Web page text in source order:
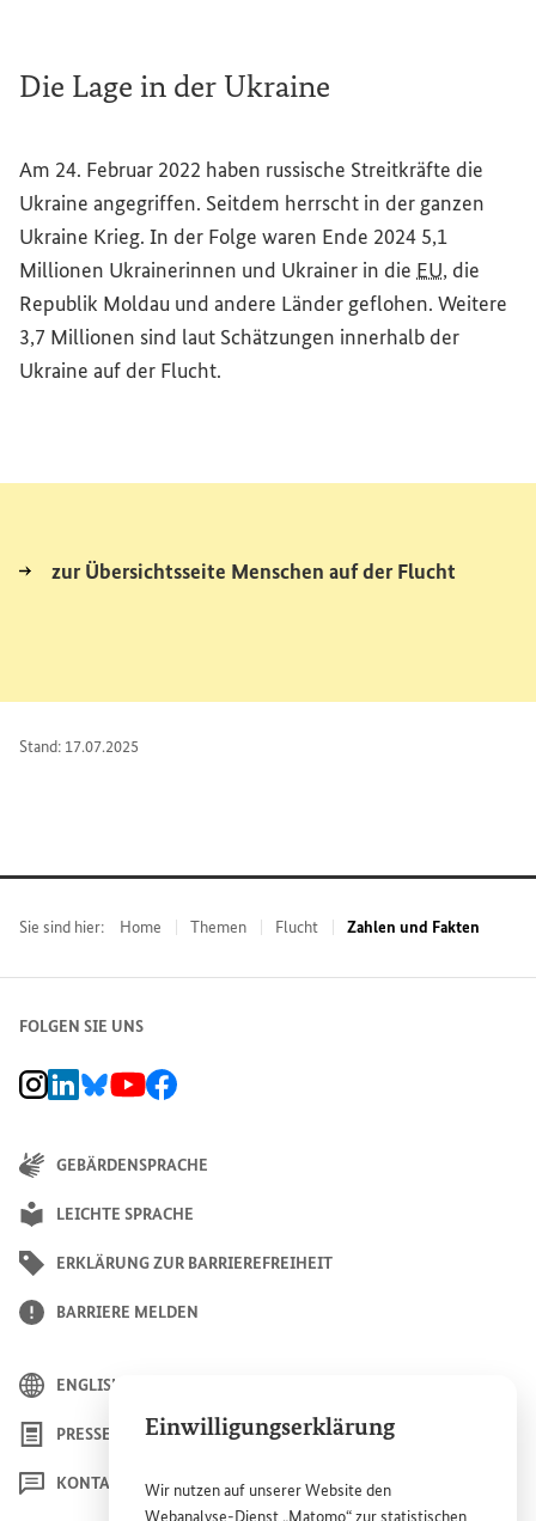
Einwilligungserklärung
Wir nutzen auf unsererWebsite den
Webanalyse-Dienst „Matomo“ zur statistischen
Die Lage in der Ukraine
Am 24. Februar 2022 haben russische Streitkräfte die
Ukraine angegriffen. Seitdem herrscht in der ganzen
Ukraine Krieg. In der Folge waren Ende 2024 5,1
Millionen Ukrainerinnen und Ukrainer in die EU, die
Republik Moldau und andere Länder geflohen. Weitere
3,7 Millionen sind laut Schätzungen innerhalb der
Ukraine auf der Flucht.
zur Übersichtsseite Menschen auf der Flucht
Stand: 17.07.2025
Sie sind hier: Home Themen Flucht Zahlen und Fakten
FOLGEN SIE UNS
BMZ Instagram-Kanal, Externer Link
BMZ LinkedIn Unternehmensseite, Externer Link
BMZ Bluesky-Seite, Externer Link
BMZ Youtube-Kanal, Externer Link
BMZ Facebook-Seite, Externer Link
GEBÄRDENSPRACHE
LEICHTE SPRACHE
ERKLÄRUNG ZUR BARRIEREFREIHEIT
BARRIERE MELDEN
ENGLISH
PRESSE
KONTAKT